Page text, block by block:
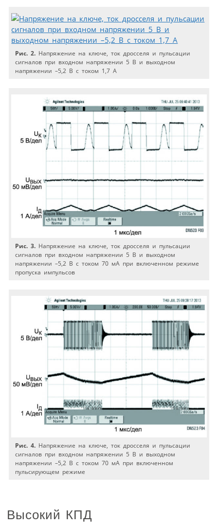
Рис. 2. Напряжение на ключе, ток дросселя и пульсации
сигналов при входном напряжении 5 В и выходном
напряжении –5,2 В с током 1,7 А
Рис. 3. Напряжение на ключе, ток дросселя и пульсации
сигналов при входном напряжении 5 В и выходном
напряжении –5,2 В с током 70 мА при включенном режиме
пропуска импульсов
Рис. 4. Напряжение на ключе, ток дросселя и пульсации
сигналов при входном напряжении 5 В и выходном
напряжении –5,2 В с током 70 мА при включенном
пульсирующем режиме
Высокий КПД